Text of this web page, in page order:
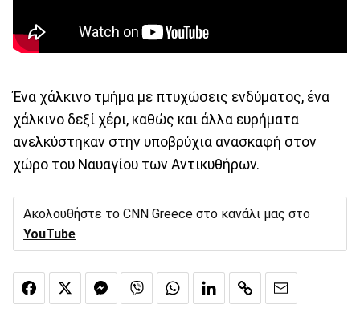
Ένα χάλκινο τμήμα με πτυχώσεις ενδύματος, ένα
χάλκινο δεξί χέρι, καθώς και άλλα ευρήματα
ανελκύστηκαν στην υποβρύχια ανασκαφή στον
χώρο του Ναυαγίου των Αντικυθήρων.
Ακολουθήστε το CNN Greece στο κανάλι μας στο
YouTube